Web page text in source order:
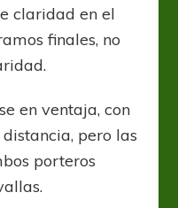
claridad en el
finales, no
en ventaja, con
pero las
porteros